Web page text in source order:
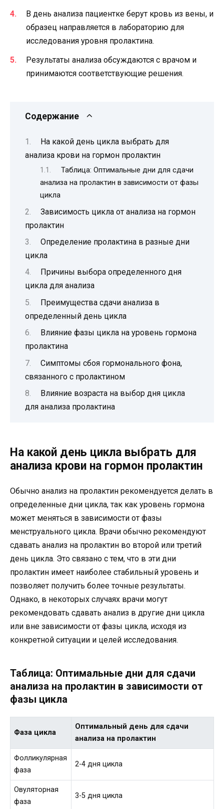
В день анализа пациентке берут кровь из вены, и
образец направляется в лабораторию для
исследования уровня пролактина.
Результаты анализа обсуждаются с врачом и
принимаются соответствующие решения.
Содержание
На какой день цикла выбрать для
анализа крови на гормон пролактин
Таблица: Оптимальные дни для сдачи
анализа на пролактин в зависимости от фазы
цикла
Зависимость цикла от анализа на гормон
пролактин
Определение пролактина в разные дни
цикла
Причины выбора определенного дня
цикла для анализа
Преимущества сдачи анализа в
определенный день цикла
Влияние фазы цикла на уровень гормона
пролактина
Симптомы сбоя гормонального фона,
связанного с пролактином
Влияние возраста на выбор дня цикла
для анализа пролактина
На какой день цикла выбрать для
анализа крови на гормон пролактин
Обычно анализ на пролактин рекомендуется делать в
определенные дни цикла, так как уровень гормона
может меняться в зависимости от фазы
менструального цикла. Врачи обычно рекомендуют
сдавать анализ на пролактин во второй или третий
день цикла. Это связано с тем, что в эти дни
пролактин имеет наиболее стабильный уровень и
позволяет получить более точные результаты.
Однако, в некоторых случаях врачи могут
рекомендовать сдавать анализ в другие дни цикла
или вне зависимости от фазы цикла, исходя из
конкретной ситуации и целей исследования.
Таблица: Оптимальные дни для сдачи
анализа на пролактин в зависимости от
фазы цикла
Фаза цикла
Оптимальный день для сдачи
анализа на пролактин
Фолликулярная
фаза
2-4 дня цикла
Овуляторная
фаза
3-5 дня цикла